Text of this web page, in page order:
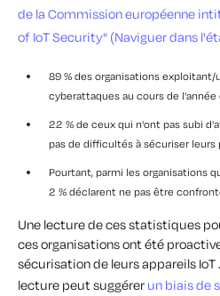
de la Commission européenne
of IoT Security" (Naviguer dans
89 % des organisations
cyberattaques au cours de l'année
22 % de ceux qui n'ont pas subi
pas de difficultés à sécuriser leurs
Pourtant, parmi les organisations
2 % déclarent ne pas être
Une lecture de ces statistiques
ces organisations ont été
sécurisation de leurs appareils
lecture peut suggérer un biais de